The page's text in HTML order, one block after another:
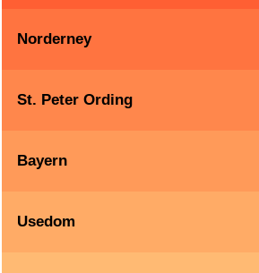
Norderney
St. Peter Ording
Bayern
Usedom